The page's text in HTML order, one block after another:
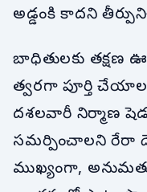
అడ్డంకి కాదని
బాధితులకు తక్షణ
త్వరగా పూర్తి
దశలవారీ నిర్మాణ
సమర్పించాలని రేరా
ముఖ్యంగా,